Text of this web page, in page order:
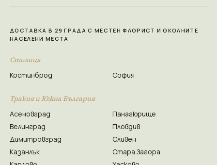
ДОСТАВКА В 29 ГРАДА С МЕСТЕН ФЛОРИСТ И ОКОЛНИТЕ
НАСЕЛЕНИ МЕСТА
Столица
Костинброд София
Тракия и Южна България
Асеновград
Велинград
Димитровград
Казанлък
Панагюрище
Пловдив
Сливен
Стара Загора